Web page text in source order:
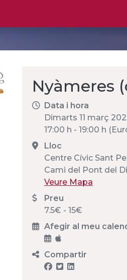
Nyàmeres
Data i hora
Dimarts 11 març
17:00 h - 19:00 h
Lloc
Centre Cívic Sant
Cami del Pont del
Veure Mapa
Preu
7.5€ - 15€
Afegir al meu
Compartir